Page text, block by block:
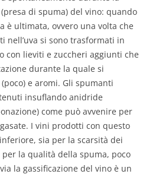
di spuma) del vino: quando
è ultimata, ovvero una volta che
nell’uva si sono trasformati in
con lieviti e zuccheri aggiunti che
durante la quale si
e aromi. Gli spumanti
insuflando anidride
come può avvenire per
I vini prodotti con questo
sia per la scarsità dei
la qualità della spuma, poco
la gassificazione del vino è un